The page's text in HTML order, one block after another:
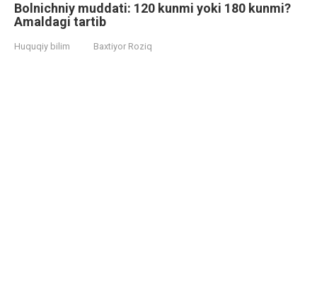
Bolnichniy muddati: 120 kunmi yoki 180 kunmi?
Amaldagi tartib
Huquqiy bilim Baxtiyor Roziq